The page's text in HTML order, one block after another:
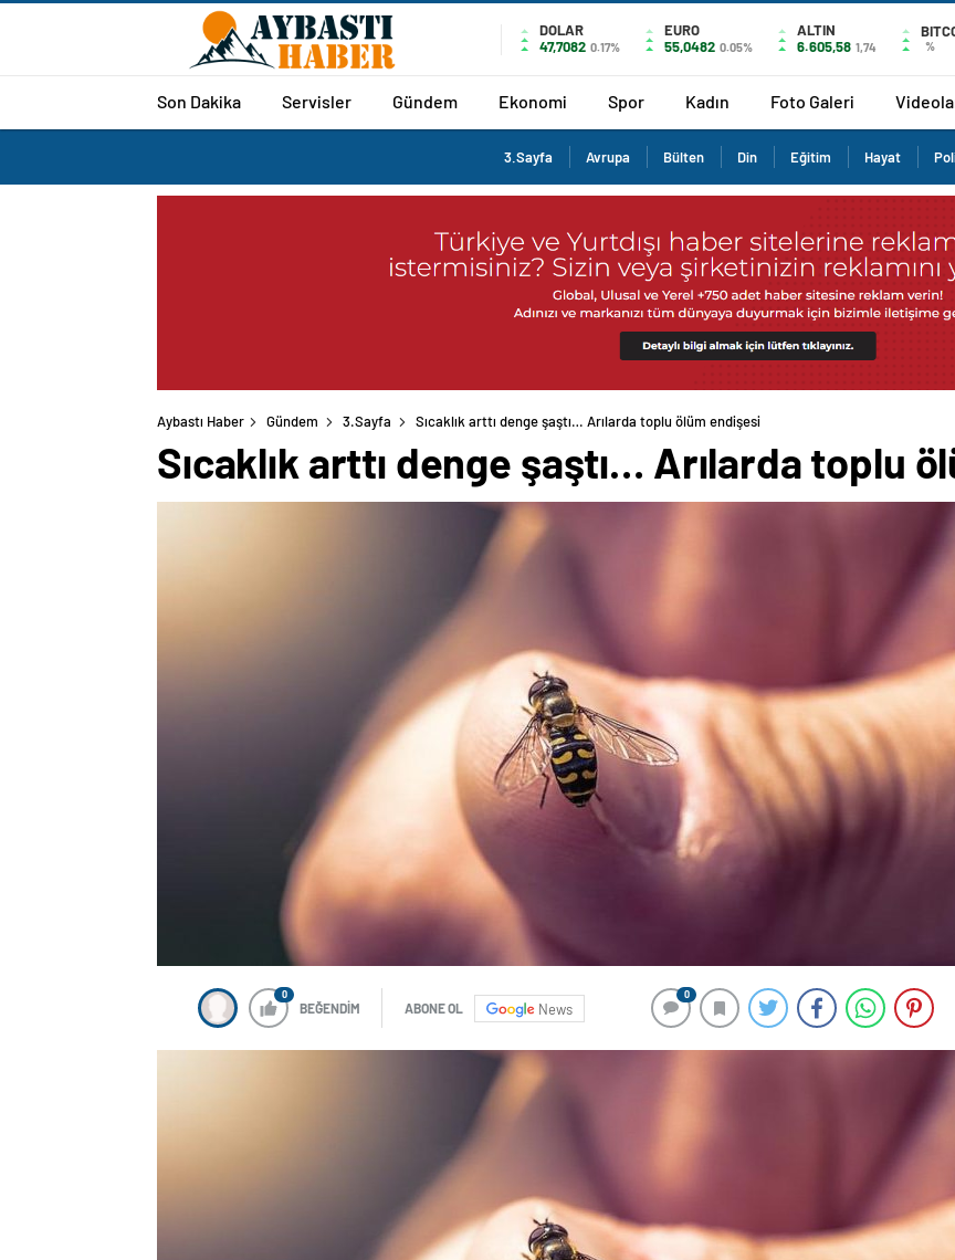
DOLAR
47,7082 0.17%
EURO
55,0482 0.05%
ALTIN
6.605,58 1,74 %
Son Dakika Servisler Gündem Ekonomi Spor Kadın Foto Galeri
3.Sayfa Avrupa Bülten Din Eğitim Hayat
Aybastı Haber Gündem 3.Sayfa Sıcaklık arttı denge şaştı… Arılarda toplu ölüm endişesi
Sıcaklık arttı denge şaştı… Arılarda toplu
0
BEĞENDİM ABONE OL News
0